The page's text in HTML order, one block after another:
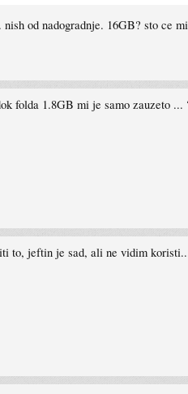
od nadogradnje. 16GB? sto ce
folda 1.8GB mi je samo zauzeto ...
to, jeftin je sad, ali ne vidim